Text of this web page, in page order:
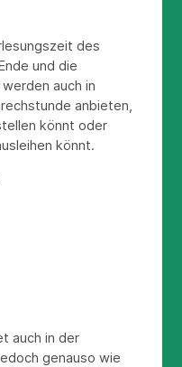
des
und die
auch in
anbieten,
könnt oder
könnt.
auch in der
genauso wie